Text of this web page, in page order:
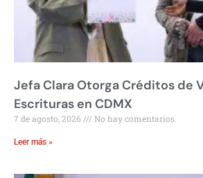
Jefa Clara Otorga Créditos de
Escrituras en CDMX
7 de agosto, 2026 No hay comentarios
Leer más »